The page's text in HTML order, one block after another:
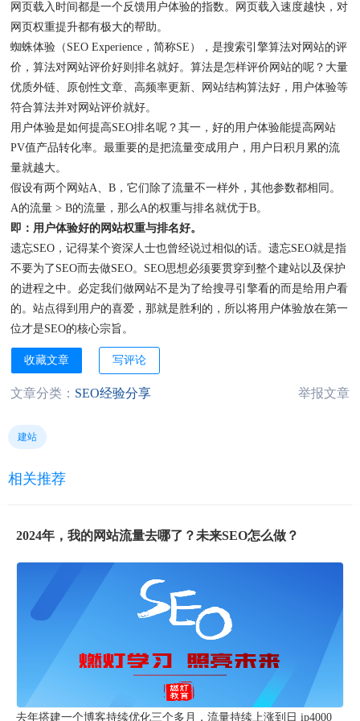
网页载入时间都是一个反馈用户体验的指数。网页载入速度越快，对
网页权重提升都有极大的帮助。
蜘蛛体验（SEO Experience，简称SE），是搜索引擎算法对网站的评
价，算法对网站评价好则排名就好。算法是怎样评价网站的呢？大量
优质外链、原创性文章、高频率更新、网站结构算法好，用户体验等
符合算法并对网站评价就好。
用户体验是如何提高SEO排名呢？其一，好的用户体验能提高网站
PV值产品转化率。最重要的是把流量变成用户，用户日积月累的流
量就越大。
假设有两个网站A、B，它们除了流量不一样外，其他参数都相同。
A的流量 > B的流量，那么A的权重与排名就优于B。
即：用户体验好的网站权重与排名好。
遗忘SEO，记得某个资深人士也曾经说过相似的话。遗忘SEO就是指
不要为了SEO而去做SEO。SEO思想必须要贯穿到整个建站以及保护
的进程之中。必定我们做网站不是为了给搜寻引擎看的而是给用户看
的。站点得到用户的喜爱，那就是胜利的，所以将用户体验放在第一
位才是SEO的核心宗旨。
收藏文章 写评论
文章分类： SEO经验分享 举报文章
建站
相关推荐
2024年，我的网站流量去哪了？未来SEO怎么做？
去年搭建一个博客持续优化三个多月，流量持续上涨到日 ip4000